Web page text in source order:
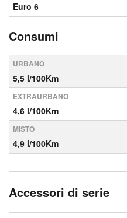
Euro 6
Consumi
URBANO
5,5 l/100Km
EXTRAURBANO
4,6 l/100Km
MISTO
4,9 l/100Km
Accessori di serie